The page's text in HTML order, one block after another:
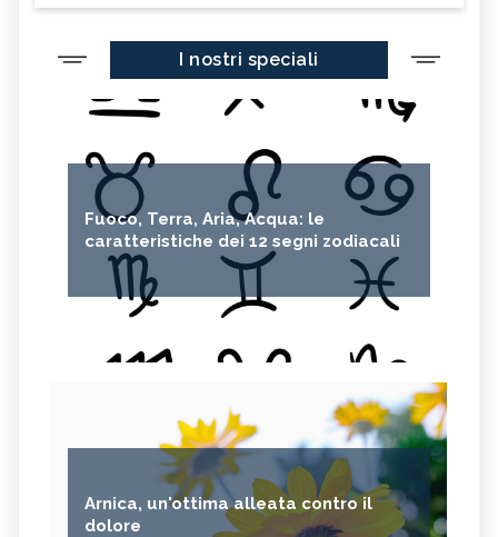
I nostri speciali
Fuoco, Terra, Aria, Acqua: le
caratteristiche dei 12 segni zodiacali
Arnica, un'ottima alleata contro il
dolore